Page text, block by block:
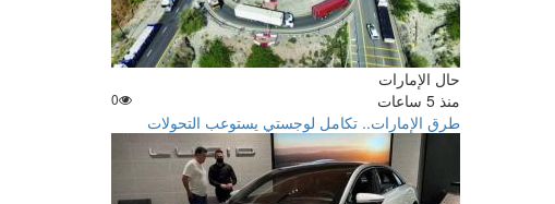
حال الإمارات
منذ 5 ساعات
0
طرق الإمارات.. تكامل لوجستي يستوعب التحولات